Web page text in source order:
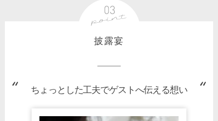
披露宴
ちょっとした工夫でゲストへ伝える想い